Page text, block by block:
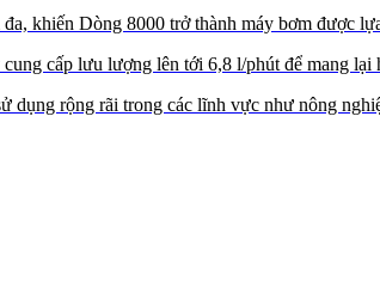
khiến Dòng 8000 trở thành máy bơm được
cấp lưu lượng lên tới 6,8 l/phút để mang lại
rộng rãi trong các lĩnh vực như nông